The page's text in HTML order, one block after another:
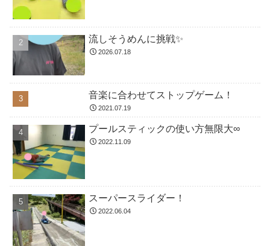
流しそうめんに挑戦✨
2026.07.18
音楽に合わせてストップゲーム！
2021.07.19
プールスティックの使い方無限大∞
2022.11.09
スーパースライダー！
2022.06.04